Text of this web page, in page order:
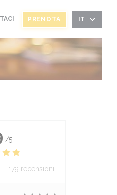
PRENOTA IT
/5
— 179 recensioni